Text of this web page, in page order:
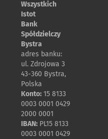
Wszystkich
Istot
Bank
Spółdzielczy
Bystra
adres banku:
ul. Zdrojowa 3
43-360 Bystra,
Polska
Konto:15 8133
0003 0001 0429
2000 0001
IBAN:PL15 8133
0003 0001 0429